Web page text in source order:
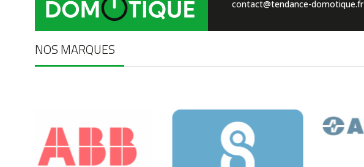
contact@tendance-domotique.fr
NOS MARQUES